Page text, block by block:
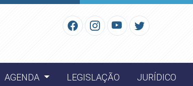
AGENDA LEGISLAÇÃO JURÍDICO